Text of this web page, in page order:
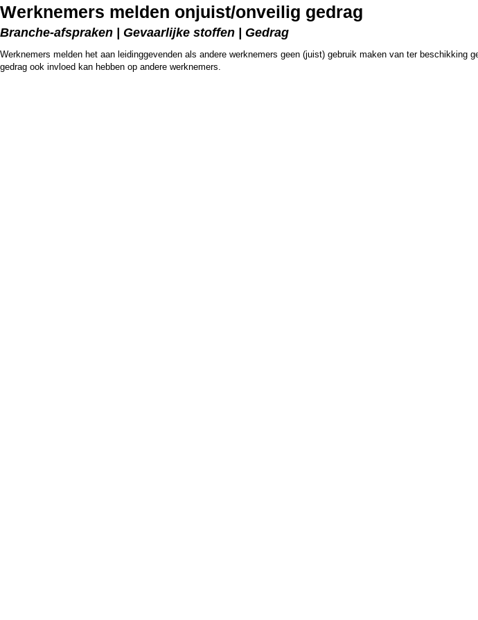
Werknemers melden onjuist/onveilig gedrag
Branche-afspraken | Gevaarlijke stoffen | Gedrag
Werknemers melden het aan leidinggevenden als andere werknemers geen (juist) gebruik maken van ter
gedrag ook invloed kan hebben op andere werknemers.